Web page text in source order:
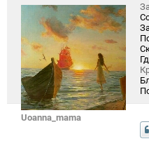
Uoanna_mama